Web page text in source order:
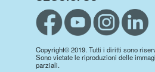
Copyright© 2019. Tutti i diritti sono
Sono vietate le riproduzioni delle
parziali.